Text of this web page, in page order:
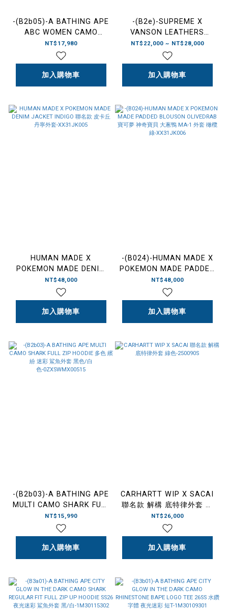
-(B2b05)-A BATHING APE
ABC WOMEN CAMO
SHARK FULL ZIP HOODIE
BAPE 26SS 女款 迷彩 鯊魚
外套 藍/綠/
粉-1M20215002
NT$17,980
加入購物車
-(B2e)-SUPREME X
VANSON LEATHERS
SPIDER-MAN ZIP UP
HOODED SWEATSHIRT 聯
名款 蜘蛛人 連帽外套 黑色/
紅色 -SS26SW58
NT$22,000 ~ NT$28,000
加入購物車
HUMAN MADE X
POKEMON MADE DENIM
JACKET INDIGO 聯名款 皮
卡丘 丹寧外套-XX31JK005
NT$48,000
加入購物車
-(B024)-HUMAN MADE X
POKEMON MADE PADDED
BLOUSON OLIVEDRAB 寶
可夢 神奇寶貝 大蔥鴨 MA-1
外套 橄欖綠-XX31JK006
NT$48,000
加入購物車
-(B2b03)-A BATHING APE
MULTI CAMO SHARK FULL
ZIP HOODIE 多色 繽紛 迷
彩 鯊魚外套 黑色/白
色-0ZXSWMX00515
NT$15,990
加入購物車
CARHARTT WIP X SACAI
聯名款 解構 底特律外套 綠
色-250090S
NT$26,000
加入購物車